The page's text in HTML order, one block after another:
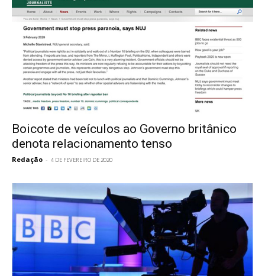
Boicote de veículos ao Governo britânico
denota relacionamento tenso
Redação - 4 DE FEVEREIRO DE 2020